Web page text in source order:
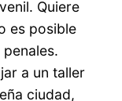
Quiere
es posible
a un taller
ciudad,